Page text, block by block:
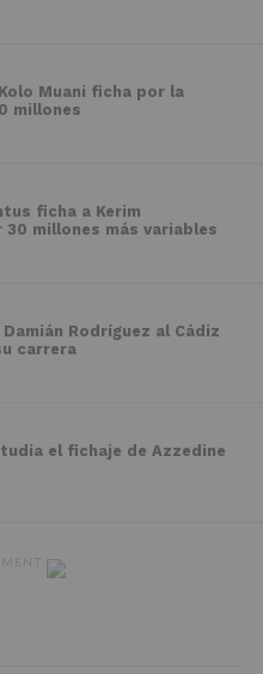
Muani ficha por la
millones
ficha a Kerim
30 millones más variables
Rodríguez al Cádiz
carrera
el fichaje de Azzedine